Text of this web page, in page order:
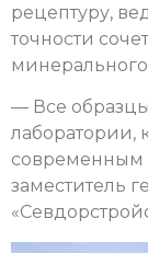
рецептуру,
точности
— Все
лаборатории,
современным
заместитель